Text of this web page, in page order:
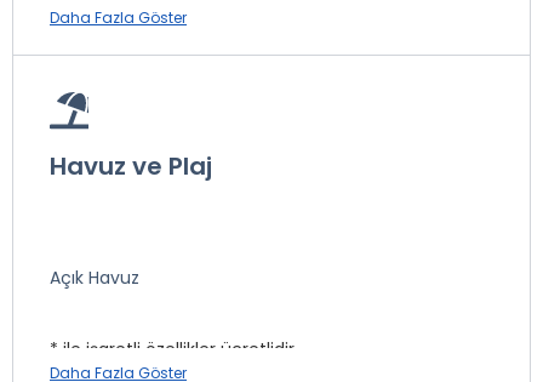
birinde, isterseniz de otelimizin havuzunda
serinleyerek geçirin. Keyfin ve lezzetin merkezi olan
hareketliliğin içinde yer alın. Marrakesh'de Alaçatı’nın
Tesis lokasyon bilgileri
Çeşme Alaçatı'da konumlanmaktadır.
Daha Fazla Göster
Havuz ve Plaj
Açık Havuz
* ile işaretli özellikler ücretlidir.
Daha Fazla Göster